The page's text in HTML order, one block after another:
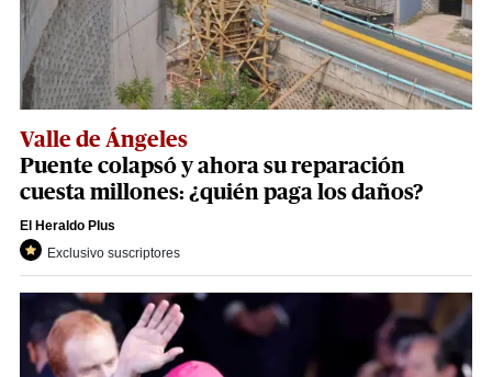
Valle de Ángeles
Puente colapsó y ahora su reparación
cuesta millones: ¿quién paga los daños?
El Heraldo Plus
Exclusivo suscriptores